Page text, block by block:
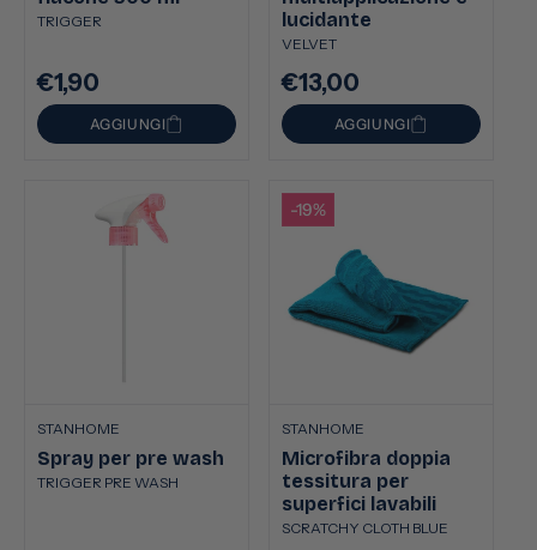
TRIGGER
Prezzo
di
listino
€1,90
AGGIUNGI
lucidante
VELVET
Prezzo
di
listino
€13,00
AGGIUNGI
STANHOME
Spray per pre wash
TRIGGER PRE WASH
-19%
STANHOME
Microfibra doppia
tessitura per
superfici lavabili
SCRATCHY CLOTH BLUE